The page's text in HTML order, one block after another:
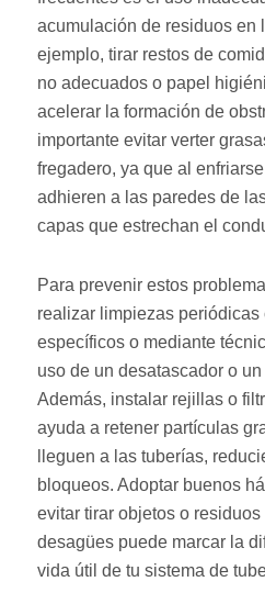
acumulación de residuos en
ejemplo, tirar restos de
no adecuados o papel
acelerar la formación de
importante evitar verter
fregadero, ya que al
adhieren a las paredes de
capas que estrechan el
Para prevenir estos
realizar limpiezas periódicas
específicos o mediante
uso de un desatascador o
Además, instalar rejillas o
ayuda a retener partículas
lleguen a las tuberías,
bloqueos. Adoptar buenos
evitar tirar objetos o
desagües puede marcar la
vida útil de tu sistema de